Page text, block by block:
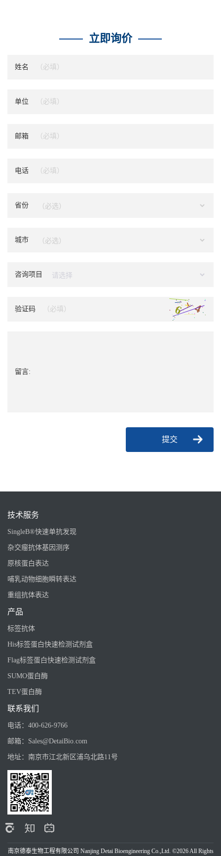
立即询价
姓名
单位
邮箱
电话
省份
城市
咨询项目
验证码
留言:
提交
技术服务
SingleB®快速单抗发现
杂交瘤抗体基因测序
原核蛋白表达
哺乳动物细胞瞬转表达
重组抗体表达
产品
标签抗体
His标签蛋白快速检测试剂盒
Flag标签蛋白快速检测试剂盒
SUMO蛋白酶
TEV蛋白酶
联系我们
电话： 400-626-9766
邮箱： Sales@DetaiBio.com
地址： 南京市江北新区浦乌北路11号
南京德泰生物工程有限公司 Nanjing Detai Bioengineering Co.,Ltd. ©2026 All Rights